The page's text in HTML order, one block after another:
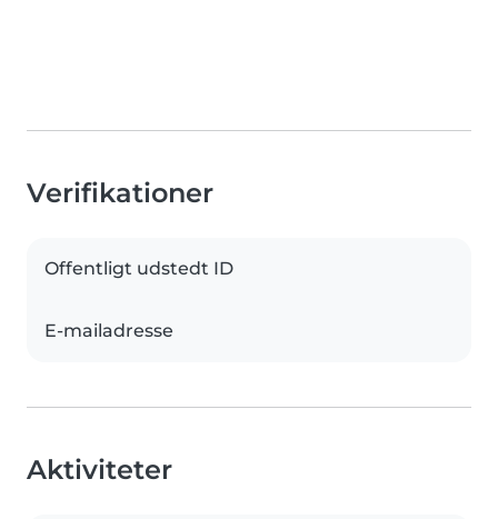
Verifikationer
Offentligt udstedt ID
E-mailadresse
Aktiviteter